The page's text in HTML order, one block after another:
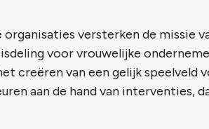
organisaties versterken de missie
voor vrouwelijke
creëren van een gelijk speelveld
aan de hand van interventies,